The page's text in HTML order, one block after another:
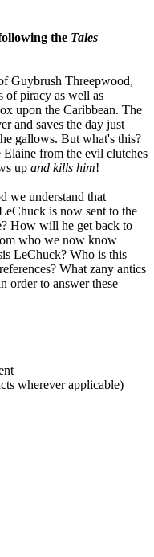
the Tales
Guybrush Threepwood,
of piracy as well as
upon the Caribbean. The
and saves the day just
gallows. But what's this?
Elaine from the evil clutches
up and kills him!
we understand that
is now sent to the
How will he get back to
who we now know
LeChuck? Who is this
What zany antics
order to answer these
wherever applicable)